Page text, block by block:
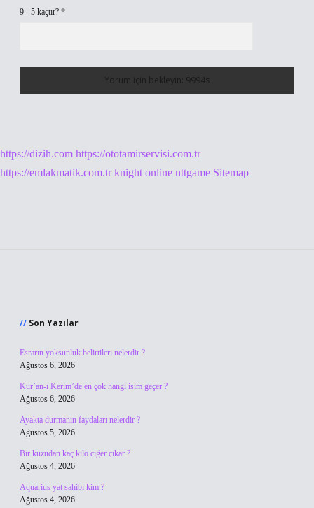
9 - 5 kaçtır? *
https://dizih.com https://ototamirservisi.com.tr
https://emlakmatik.com.tr knight online nttgame Sitemap
Son Yazılar
Esrarın yoksunluk belirtileri nelerdir ?
Ağustos 6, 2026
Kur’an-ı Kerim’de en çok hangi isim geçer ?
Ağustos 6, 2026
Ayakta durmanın faydaları nelerdir ?
Ağustos 5, 2026
Bir kuzudan kaç kilo ciğer çıkar ?
Ağustos 4, 2026
Aquarius yat sahibi kim ?
Ağustos 4, 2026